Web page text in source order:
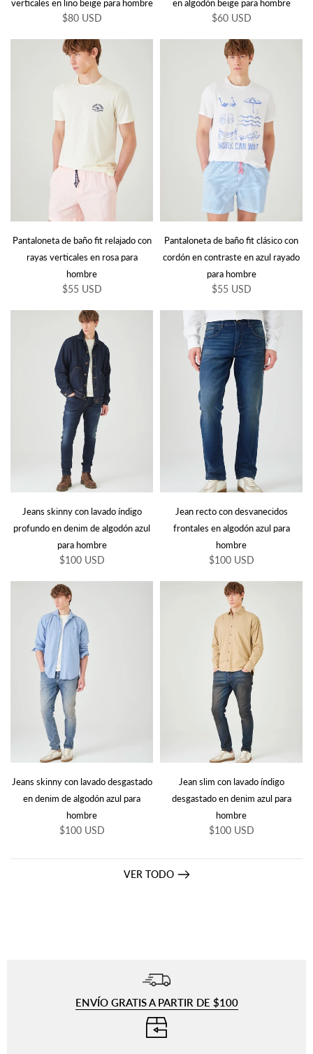
verticales en lino beige para hombre
$80 USD
en algodón beige para hombre
$60 USD
Pantaloneta de baño fit relajado con
rayas verticales en rosa para
hombre
$55 USD
Pantaloneta de baño fit clásico con
cordón en contraste en azul rayado
para hombre
$55 USD
Jeans skinny con lavado índigo
profundo en denim de algodón azul
para hombre
$100 USD
Jean recto con desvanecidos
frontales en algodón azul para
hombre
$100 USD
Jeans skinny con lavado desgastado
en denim de algodón azul para
hombre
$100 USD
Jean slim con lavado índigo
desgastado en denim azul para
hombre
$100 USD
VER TODO
ENVÍO GRATIS A PARTIR DE $100